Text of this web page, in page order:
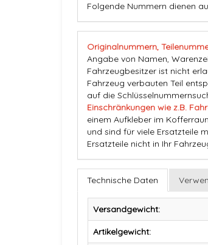
Folgende Nummern dienen
Originalnummern,
Angabe von Namen,
Fahrzeugbesitzer ist nicht
Fahrzeug verbauten Teil
auf die
Einschränkungen wie z.B.
einem Aufkleber im
und sind für viele Ersatzteile
Ersatzteile nicht in Ihr
Technische Daten
Versandgewicht:
Artikelgewicht: